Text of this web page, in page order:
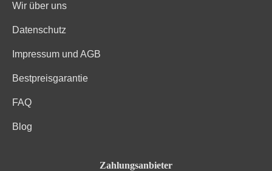
Wir über uns
Datenschutz
Impressum und AGB
Bestpreisgarantie
FAQ
Blog
Zahlungsanbieter